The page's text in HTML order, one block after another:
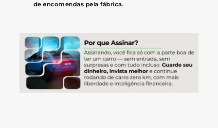
de encomendas pela fábrica.